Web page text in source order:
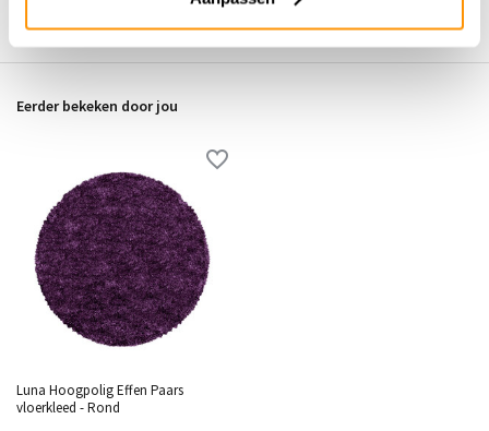
Eerder bekeken door jou
Luna Hoogpolig Effen Paars
vloerkleed - Rond